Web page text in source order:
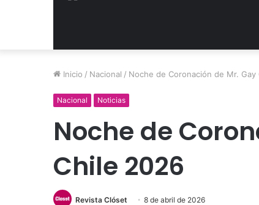
Inicio / Nacional / Noche de Coronación de Mr. Gay
Nacional Noticias
Noche de
Chile 2026
Revista Clóset 8 de abril de 2026